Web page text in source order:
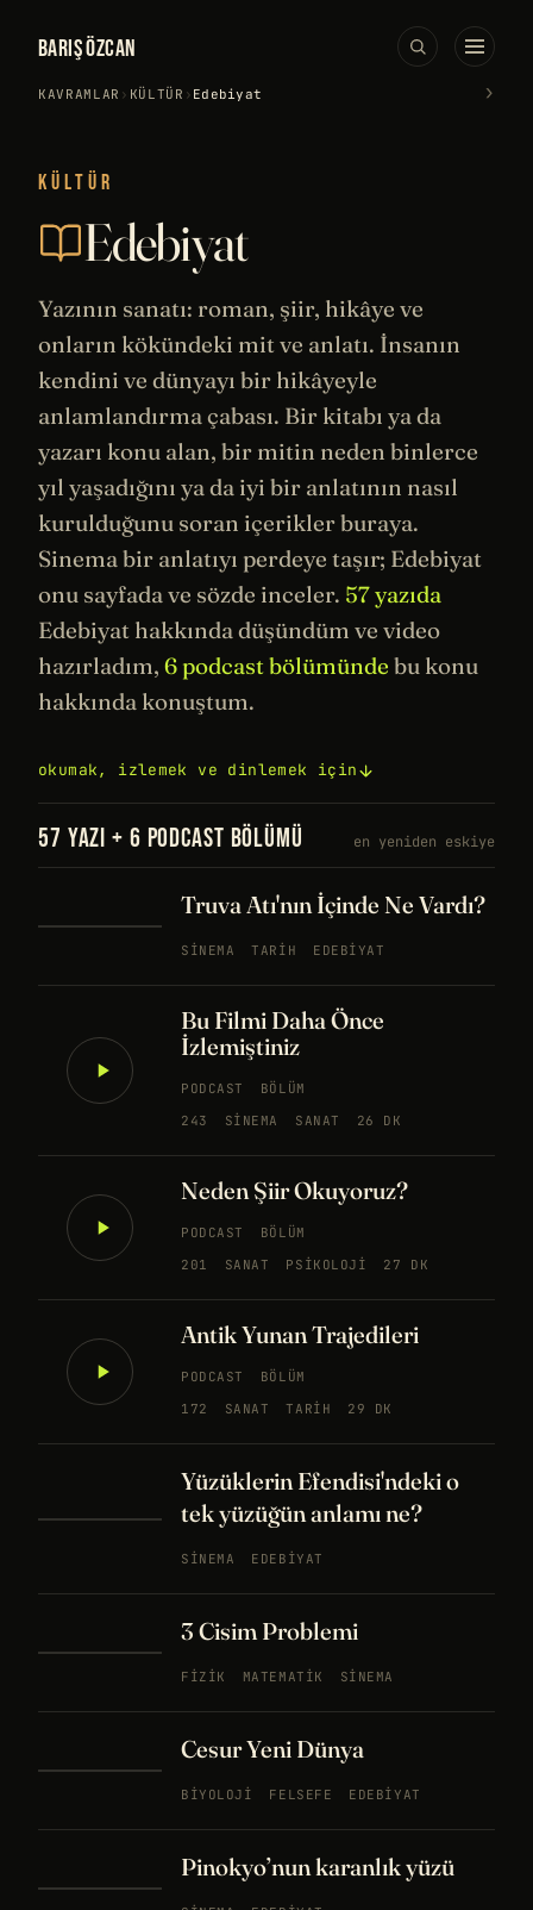
BARIŞ ÖZCAN
KAVRAMLAR › KÜLTÜR › Edebiyat ›
KÜLTÜR
Edebiyat
Yazının sanatı: roman, şiir, hikâye ve
onların kökündeki mit ve anlatı. İnsanın
kendini ve dünyayı bir hikâyeyle
anlamlandırma çabası. Bir kitabı ya da
yazarı konu alan, bir mitin neden binlerce
yıl yaşadığını ya da iyi bir anlatının nasıl
kurulduğunu soran içerikler buraya.
Sinemabir anlatıyı perdeye taşır; Edebiyat
onu sayfada ve sözde inceler. 57 yazıda
Edebiyat hakkında düşündüm ve video
hazırladım, 6 podcast bölümünde bu konu
hakkında konuştum.
okumak, izlemek ve dinlemek için
57 YAZI + 6 PODCAST BÖLÜMÜ en yeniden eskiye
Truva Atı'nın İçinde Ne Vardı?
SINEMA TARIH EDEBIYAT
Bu Filmi Daha Önce
İzlemiştiniz
PODCAST
BÖLÜM
243
SINEMA SANAT 26 DK
Neden Şiir Okuyoruz?
PODCAST
BÖLÜM
201
SANAT PSIKOLOJI 27 DK
Antik Yunan Trajedileri
PODCAST
BÖLÜM
172
SANAT TARIH 29 DK
Yüzüklerin Efendisi'ndeki o
tek yüzüğün anlamı ne?
SINEMA EDEBIYAT
3 Cisim Problemi
FIZIK MATEMATIK SINEMA
Cesur Yeni Dünya
BIYOLOJI FELSEFE EDEBIYAT
Pinokyo’nun karanlık yüzü